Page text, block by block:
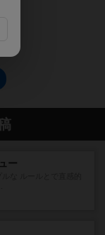
ー